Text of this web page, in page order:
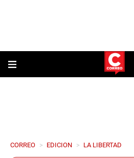
CORREO > EDICION > LA LIBERTAD